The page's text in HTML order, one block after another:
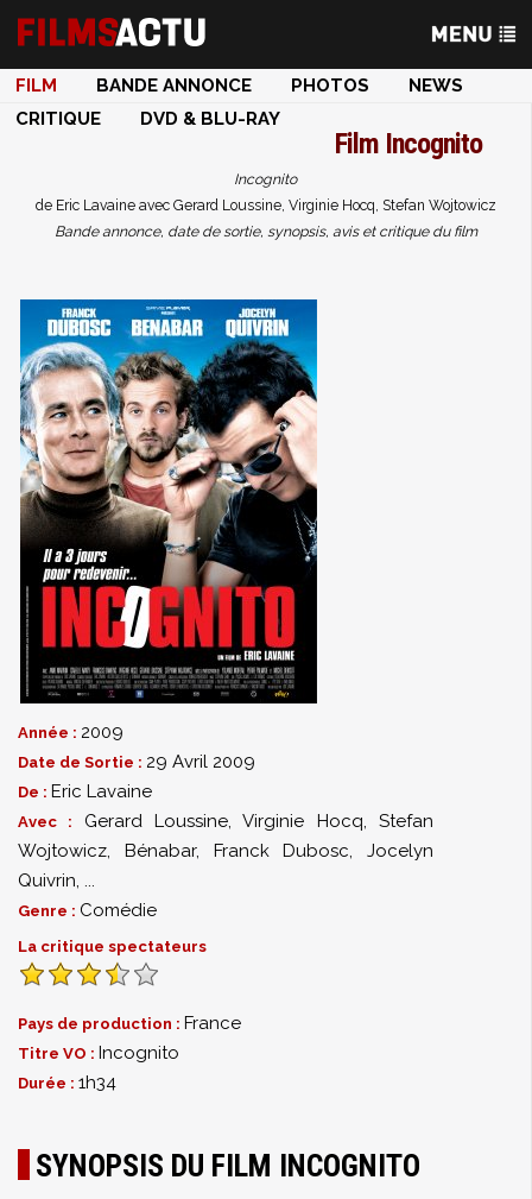
FILM BANDE ANNONCE PHOTOS
NEWS
CRITIQUE
DVD & BLU-RAY
Film Incognito
Incognito
de Eric Lavaine avec Gerard Loussine, Virginie Hocq, Stefan Wojtowicz
Bande annonce, date de sortie, synopsis, avis et critique du film
Année : 2009
Date de Sortie : 29 Avril 2009
De : Eric Lavaine
Avec : Gerard Loussine,Virginie Hocq,Stefan
Wojtowicz, Bénabar, Franck Dubosc, Jocelyn
Quivrin, ...
Genre : Comédie
La critique spectateurs
Pays de production : France
Titre VO : Incognito
Durée : 1h34
SYNOPSIS DU FILM INCOGNITO